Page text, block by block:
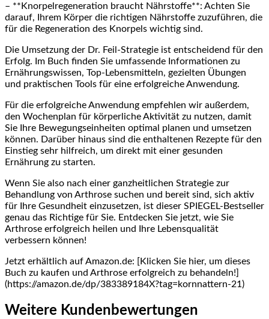
– **Knorpelregeneration braucht Nährstoffe**: ⁤Achten Sie
darauf, Ihrem Körper die richtigen Nährstoffe zuzuführen, ⁤die
für die Regeneration des⁤ Knorpels wichtig sind.
Die Umsetzung der Dr. Feil-Strategie ist entscheidend für den
Erfolg. Im ​Buch ⁤finden Sie umfassende‍ Informationen zu
Ernährungswissen, Top-Lebensmitteln, gezielten Übungen
⁢und ‍praktischen Tools für eine erfolgreiche Anwendung.
Für die erfolgreiche Anwendung empfehlen wir außerdem,
den Wochenplan für körperliche Aktivität zu nutzen, damit
Sie Ihre Bewegungseinheiten optimal planen ⁤und umsetzen
können. Darüber hinaus sind die enthaltenen Rezepte für den
Einstieg sehr hilfreich, um ‌direkt mit einer gesunden
Ernährung⁤ zu starten.
Wenn Sie ‍also nach einer ganzheitlichen Strategie ⁤zur
Behandlung von Arthrose suchen und bereit sind, sich aktiv
für Ihre Gesundheit einzusetzen, ist dieser SPIEGEL-Bestseller
genau das Richtige ‌für Sie. Entdecken Sie⁤ jetzt, ⁤wie Sie
Arthrose erfolgreich heilen und Ihre Lebensqualität
verbessern können!
Jetzt erhältlich auf Amazon.de: [Klicken Sie hier, um dieses
Buch zu kaufen und Arthrose erfolgreich zu behandeln!]
(https://amazon.de/dp/383389184X?tag=kornnattern-21)
Weitere Kundenbewertungen